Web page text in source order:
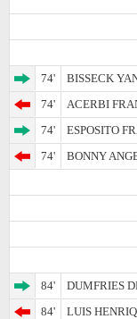
74'
BISSECK
74'
ACERBI
74'
ESPOSITO
74'
BONNY
84'
DUMFRIES
84'
LUIS